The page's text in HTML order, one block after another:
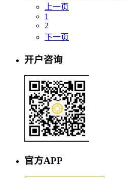
上一页
1
2
下一页
开户咨询
官方APP